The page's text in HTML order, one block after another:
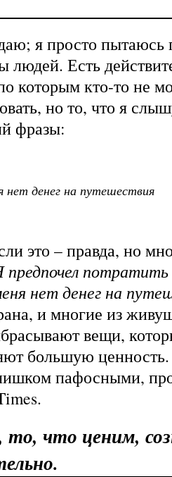
я просто пытаюсь
людей. Есть
которым кто-то не
но то, что я
фразы:
нет денег на путешествия
это – правда, но
предпочел потратить
нет денег на
и многие из
вещи,
большую
пафосными,
.
что ценим,